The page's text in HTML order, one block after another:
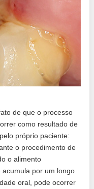
de que o processo
como resultado de
próprio paciente:
o procedimento de
o alimento
por um longo
oral, pode ocorrer